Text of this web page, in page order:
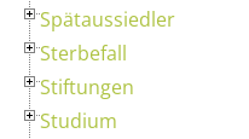
Spätaussiedler
Sterbefall
Stiftungen
Studium